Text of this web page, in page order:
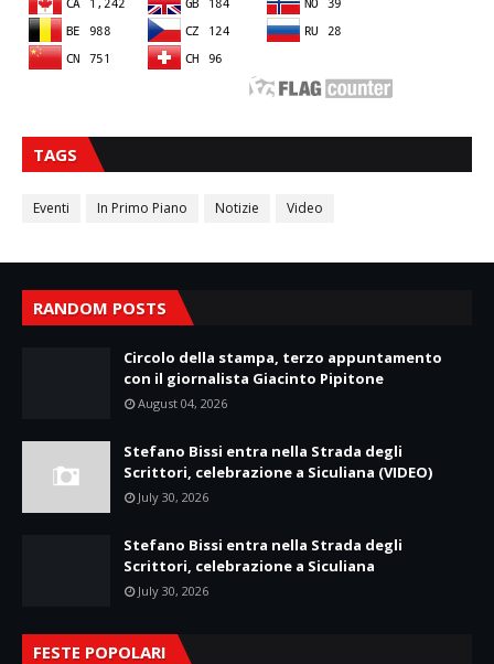
TAGS
Eventi In Primo Piano Notizie Video
RANDOM POSTS
Circolo della stampa, terzo appuntamento
con il giornalista Giacinto Pipitone
August 04, 2026
Stefano Bissi entra nella Strada degli
Scrittori, celebrazione a Siculiana (VIDEO)
July 30, 2026
Stefano Bissi entra nella Strada degli
Scrittori, celebrazione a Siculiana
July 30, 2026
FESTE POPOLARI